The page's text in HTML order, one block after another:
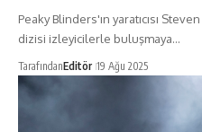
Peaky Blinders'ın yaratıcısı
dizisi izleyicilerle buluşmaya…
TarafındanEditör 19 Ağu 2025